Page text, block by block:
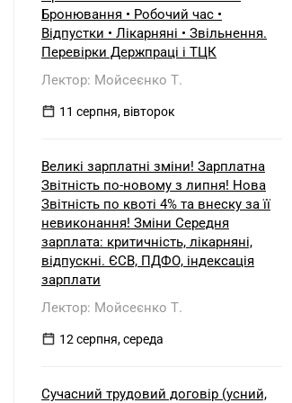
Бронювання • Робочий час •
Відпустки • Лікарняні • Звільнення.
Перевірки Держпраці і ТЦК
Лектор: Мойсеєнко Т.
11 серпня, вівторок
Великі зарплатні зміни! Зарплатна
Звітність по-новому з липня! Нова
Звітність по квоті 4% та внеску за її
невиконання! Зміни Середня
зарплата: критичність, лікарняні,
відпускні. ЄСВ, ПДФО, індексація
зарплати
Лектор: Мойсеєнко Т.
12 серпня, середа
Сучасний трудовий договір (усний,